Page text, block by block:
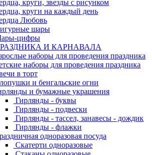
круги, звезды с рисунком
круги на каждый день
Любовь
шары
цифры
И КАРНАВАЛА
наборы для проведения праздника
наборы для проведения праздника
в торт
и бенгальские огни
и бумажные украшения
Гирлянды - буквы
Гирлянды - подвески
Гирлянды - тассел, занавесы - дождик
Гирлянды - флажки
одноразовая посуда
Скатерти одноразовые